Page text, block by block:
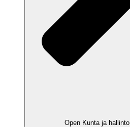
Open Kunta ja hallinto